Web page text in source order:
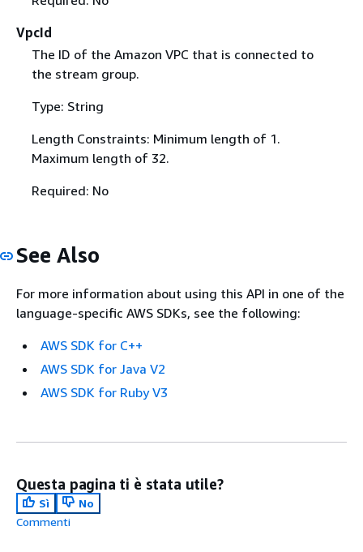
VpcId
The ID of the Amazon VPC that is connected to
the stream group.
Type: String
Length Constraints: Minimum length of 1.
Maximum length of 32.
Required: No
See Also
For more information about using this API in one of the
language-specific AWS SDKs, see the following:
AWS SDK for C++
AWS SDK for Java V2
AWS SDK for Ruby V3
Questa pagina ti è stata utile?
Sì
No
Commenti